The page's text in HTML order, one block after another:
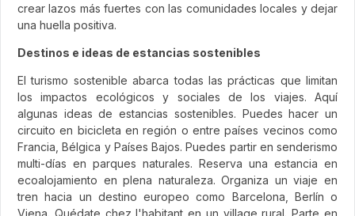
crear lazos más fuertes con las comunidades locales y dejar
una huella positiva.
Destinos e ideas de estancias sostenibles
El turismo sostenible abarca todas las prácticas que limitan
los impactos ecológicos y sociales de los viajes. Aquí
algunas ideas de estancias sostenibles. Puedes hacer un
circuito en bicicleta en región o entre países vecinos como
Francia, Bélgica y Países Bajos. Puedes partir en senderismo
multi-días en parques naturales. Reserva una estancia en
ecoalojamiento en plena naturaleza. Organiza un viaje en
tren hacia un destino europeo como Barcelona, Berlín o
Viena. Quédate chez l'habitant en un village rural. Parte en